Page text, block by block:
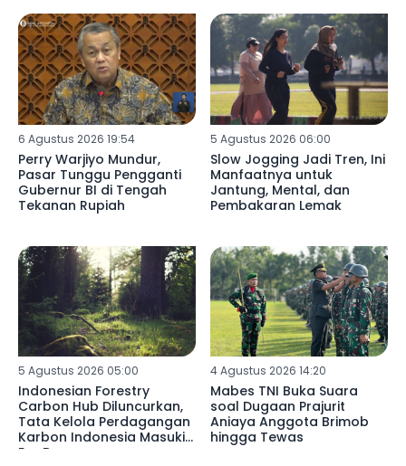
6 Agustus 2026 19:54
Perry Warjiyo Mundur,
Pasar Tunggu Pengganti
Gubernur BI di Tengah
Tekanan Rupiah
5 Agustus 2026 06:00
Slow Jogging Jadi Tren, Ini
Manfaatnya untuk
Jantung, Mental, dan
Pembakaran Lemak
5 Agustus 2026 05:00
Indonesian Forestry
Carbon Hub Diluncurkan,
Tata Kelola Perdagangan
Karbon Indonesia Masuki
Era Baru
4 Agustus 2026 14:20
Mabes TNI Buka Suara
soal Dugaan Prajurit
Aniaya Anggota Brimob
hingga Tewas